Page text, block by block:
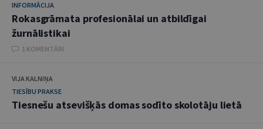
INFORMĀCIJA
Rokasgrāmata profesionālai un atbildīgai
žurnālistikai
1 KOMENTĀRI
VIJA KALNIŅA
TIESĪBU PRAKSE
Tiesnešu atsevišķās domas sodīto skolotāju lietā